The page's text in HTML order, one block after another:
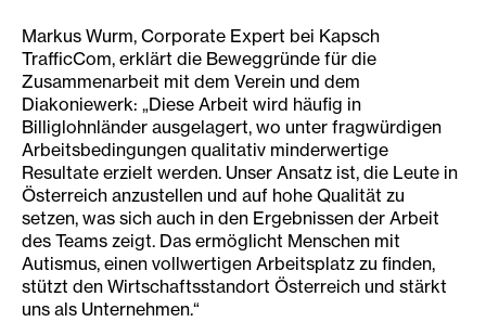
Markus Wurm, Corporate Expert bei Kapsch
TrafficCom, erklärt die Beweggründe für die
Zusammenarbeit mit dem Verein und dem
Diakoniewerk: „Diese Arbeit wird häufig in
Billiglohnländer ausgelagert, wo unter fragwürdigen
Arbeitsbedingungen qualitativ minderwertige
Resultate erzielt werden. Unser Ansatz ist, die Leute in
Österreich anzustellen und auf hohe Qualität zu
setzen, was sich auch in den Ergebnissen der Arbeit
des Teams zeigt. Das ermöglicht Menschen mit
Autismus, einen vollwertigen Arbeitsplatz zu finden,
stützt den Wirtschaftsstandort Österreich und stärkt
uns als Unternehmen.“